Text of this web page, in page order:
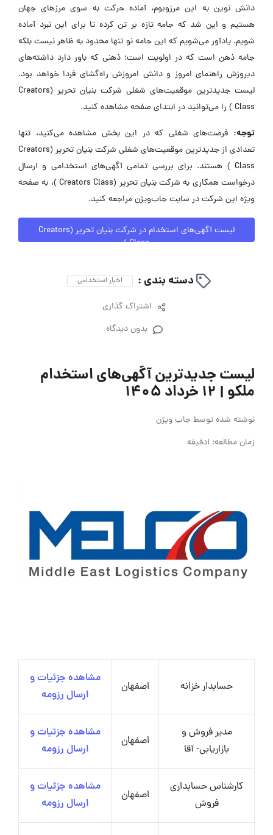
دانش نوین به این مرزوبوم، آماده حرکت به سوی مرزهای جهان
هستیم و این شد که جامه تازه بر تن کرده تا برای این نبرد آماده
شویم. یادآور می‌شویم که این جامه نو تنها محدود به ظاهر نیست بلکه
جامه ذهن است که در اولویت است؛ ذهنی که باور دارد داشته‌های
دیروزش راهنمای امروز و دانش امروزش راه‌گشای فردا خواهد بود.
لیست جدیدترین موقعیت‌های شغلی شرکت بنیان تحریر (Creators
Class ) را می‌توانید در ابتدای صفحه مشاهده کنید.
توجه: فرصت‌های شغلی که در این بخش مشاهده می‌کنید، تنها
تعدادی از جدیدترین موقعیت‌های شغلی شرکت بنیان تحریر (Creators
Class ) هستند. برای بررسی تمامی آگهی‌های استخدامی و ارسال
درخواست همکاری به شرکت بنیان تحریر (Creators Class )، به صفحه
ویژه این شرکت در سایت جاب‌ویژن مراجعه کنید.
لیست آگهی‌های استخدام در شرکت بنیان تحریر (Creators
Class )
دسته بندی : اخبار استخدامی
اشتراک گذاری
بدون دیدگاه
لیست جدیدترین آگهی‌های استخدام
ملکو | ۱۲ خرداد ۱۴۰۵
نوشته شده توسطجاب ویژن
زمان مطالعه: 1دقیقه
حسابدار خزانه اصفهان
مشاهده جزئیات و
ارسال رزومه
مدیر فروش و
بازاریابی- آقا
اصفهان
مشاهده جزئیات و
ارسال رزومه
کارشناس حسابداری
فروش
اصفهان
مشاهده جزئیات و
ارسال رزومه